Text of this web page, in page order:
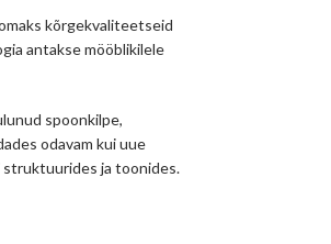
kõrgekvaliteetseid
antakse mööblikilele
spoonkilpe,
odavam kui uue
struktuurides ja toonides.